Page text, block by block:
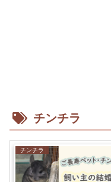
チンチラ
チンチラ